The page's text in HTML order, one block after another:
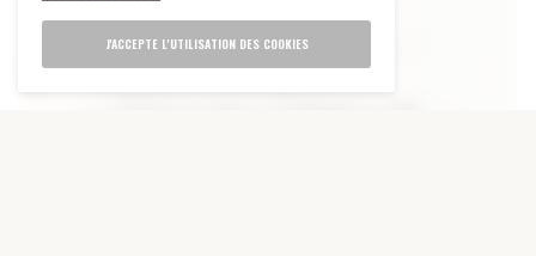
J'ACCEPTE L'UTILISATION DES COOKIES